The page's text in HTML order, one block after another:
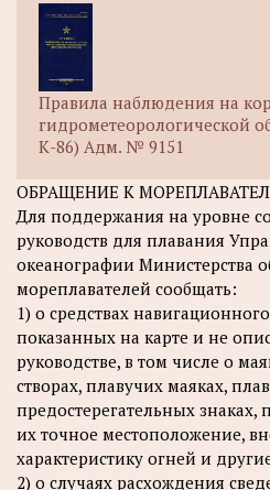
Правила наблюдения на
гидрометеорологической
К-86) Адм. № 9151
ОБРАЩЕНИЕ К
Для поддержания на уровне
руководств для плавания
океанографии Министерства
мореплавателей сообщать:
1) о средствах
показанных на карте и не
руководстве, в том числе о
створах, плавучих маяках,
предостерегательных знаках,
их точное местоположение,
характеристику огней и
2) о случаях расхождения